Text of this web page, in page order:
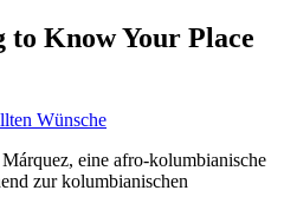
to Know Your Place
Wünsche
eine afro-kolumbianische
zur kolumbianischen